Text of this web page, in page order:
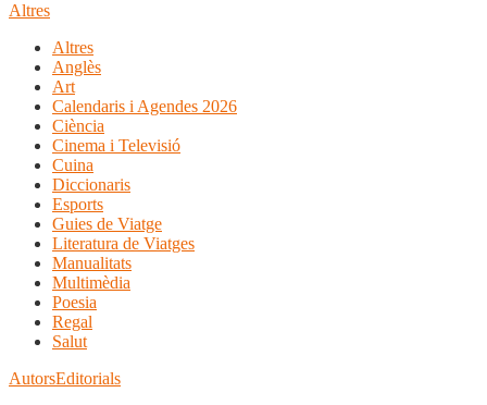
Altres
Altres
Anglès
Art
Calendaris i Agendes 2026
Ciència
Cinema i Televisió
Cuina
Diccionaris
Esports
Guies de Viatge
Literatura de Viatges
Manualitats
Multimèdia
Poesia
Regal
Salut
AutorsEditorials